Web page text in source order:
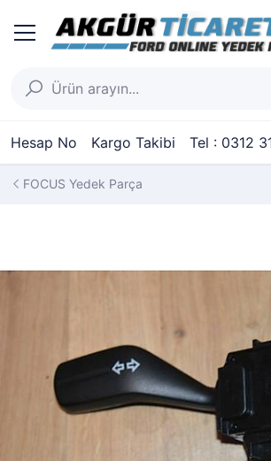
Hesap No Kargo Takibi Tel : 0312
FOCUS Yedek Parça